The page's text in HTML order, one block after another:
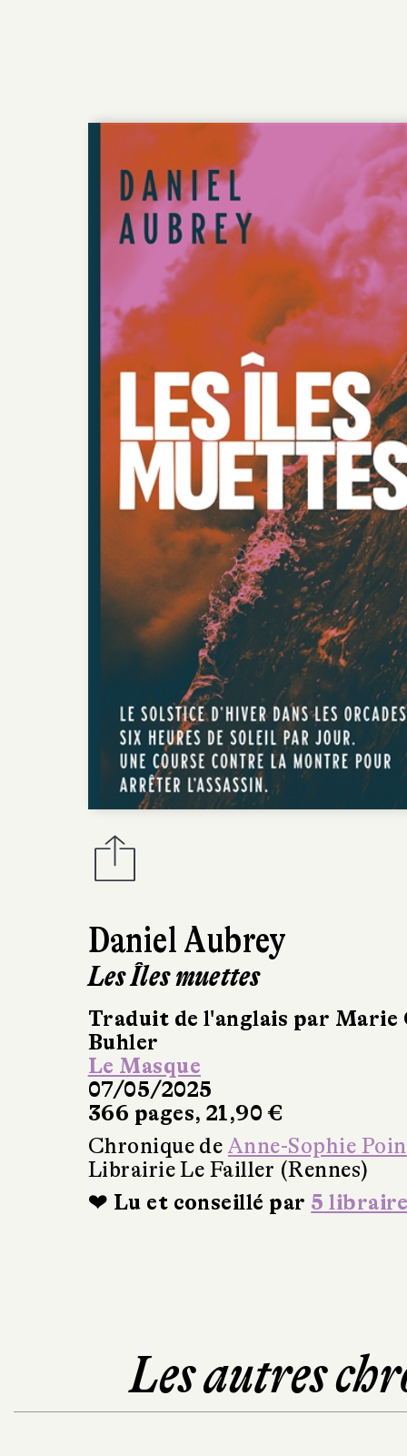
Daniel Aubrey
Les Îles muettes
Traduit de l'anglais par Marie
Buhler
Le Masque
07/05/2025
366 pages, 21,90 €
Chronique de Anne-Sophie
Librairie Le Failler (Rennes)
❤ Lu et conseillé par 5
Les autres